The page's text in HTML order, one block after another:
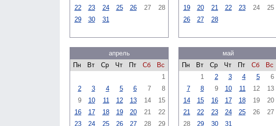
22
23 24 25 26 27
28
29
30 31
19
20 21 22 23 24
25
26
27 28
апрель
Пн
Вт Ср Чт Пт Сб
Вс
1
2
3 4 5 6 7
8
9
10 11 12 13 14
15
16
17 18 19 20 21
22
23
24 25 26 27 28
29
май
Пн
Вт Ср Чт Пт Сб
Вс
1
2 3 4 5
6
7
8 9 10 11 12
13
14
15 16 17 18 19
20
21
22 23 24 25 26
27
28
29 30 31